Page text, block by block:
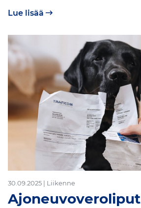
Lue lisää
30.09.2025 | Liikenne
Ajoneuvoveroliput